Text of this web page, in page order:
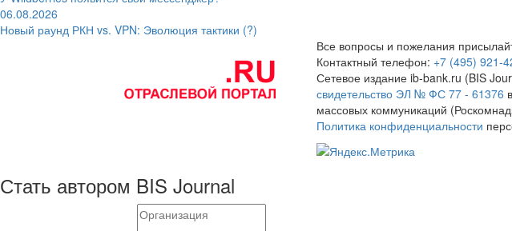
06.08.2026
Новый раунд РКН vs. VPN: Эволюция тактики (?)
Все вопросы и пожелания
Контактный телефон: +7 (495) 921-
Сетевое издание ib-bank.ru (BIS
свидетельство ЭЛ № ФС 77 - 61376
массовых коммуникаций
Политика конфиденциальности
Стать автором BIS Journal